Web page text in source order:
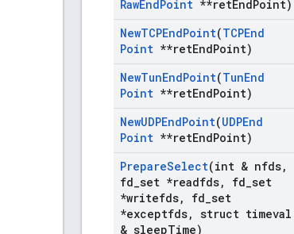
RawEndPoint **retEndPoint)
NewTCPEndPoint(TCPEnd
Point **retEndPoint)
NewTunEndPoint(TunEnd
Point **retEndPoint)
NewUDPEndPoint(UDPEnd
Point **retEndPoint)
PrepareSelect(int & nfds,
fd set *readfds, fd set
*writefds, fd set
*exceptfds, struct timeval
& sleepTime)